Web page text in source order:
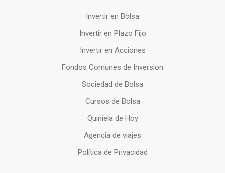
Invertir en Bolsa
Invertir en Plazo Fijo
Invertir en Acciones
Fondos Comunes de Inversion
Sociedad de Bolsa
Cursos de Bolsa
Quiniela de Hoy
Agencia de viajes
Política de Privacidad